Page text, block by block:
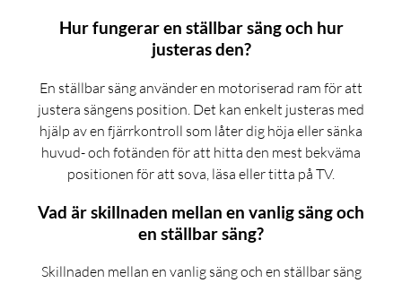
Hur fungerar en ställbar säng och hur
justeras den?
En ställbar säng använder en motoriserad ram för att
justera sängens position. Det kan enkelt justeras med
hjälp av en fjärrkontroll som låter dig höja eller sänka
huvud- och fotänden för att hitta den mest bekväma
positionen för att sova, läsa eller titta på TV.
Vad är skillnaden mellan en vanlig säng och
en ställbar säng?
Skillnaden mellan en vanlig säng och en ställbar säng